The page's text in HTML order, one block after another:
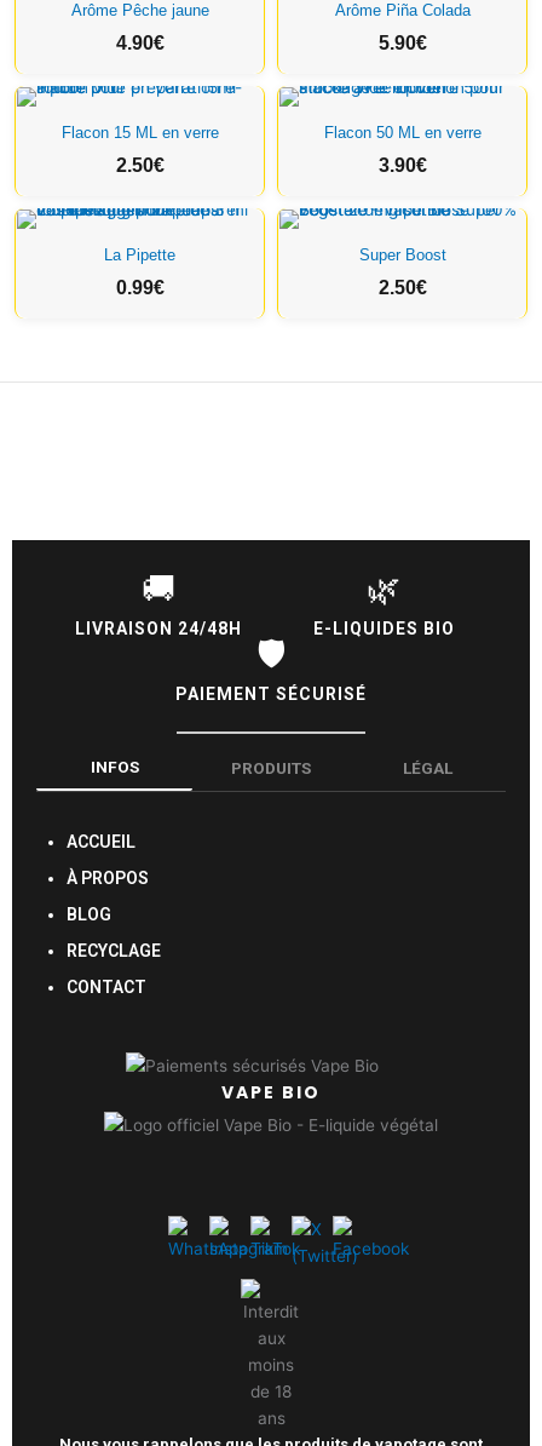
Arôme Pêche jaune
4.90€
Arôme Piña Colada
5.90€
Flacon 15 ML en verre
2.50€
Flacon 50 ML en verre
3.90€
La Pipette
0.99€
Super Boost
2.50€
🚚
LIVRAISON 24/48H
🌿
E-LIQUIDES BIO
🛡️
PAIEMENT SÉCURISÉ
INFOS PRODUITS LÉGAL
ACCUEIL
À PROPOS
BLOG
RECYCLAGE
CONTACT
VAPE BIO